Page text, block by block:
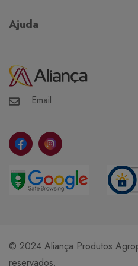
Termos de Uso
Ajuda
Minha Conta
Meus Pedidos
Meus Favoritos
Email:
© 2024 Aliança Produtos
reservados.